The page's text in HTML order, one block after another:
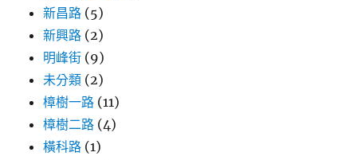
新昌路 (5)
新興路 (2)
明峰街 (9)
未分類 (2)
樟樹一路 (11)
樟樹二路 (4)
橫科路 (1)